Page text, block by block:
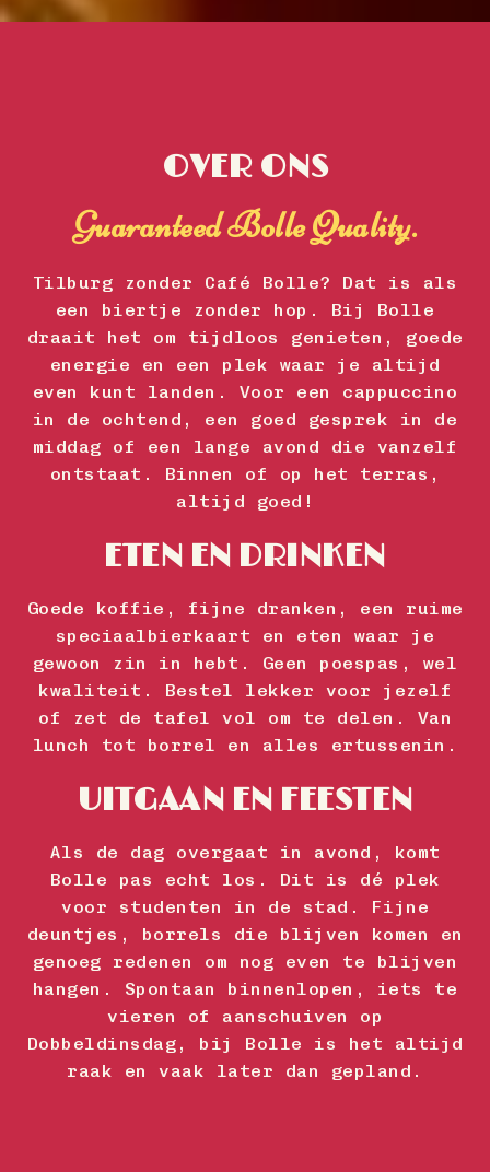
OVER ONS
Guaranteed Bolle Quality.
Tilburg zonder Café Bolle? Dat is als
een biertje zonder hop. Bij Bolle
draait het om tijdloos genieten, goede
energie en een plek waar je altijd
even kunt landen. Voor een cappuccino
in de ochtend, een goed gesprek in de
middag of een lange avond die vanzelf
ontstaat. Binnen of op het terras,
altijd goed!
ETEN EN DRINKEN
Goede koffie, fijne dranken, een ruime
speciaalbierkaart en eten waar je
gewoon zin in hebt. Geen poespas, wel
kwaliteit. Bestel lekker voor jezelf
of zet de tafel vol om te delen. Van
lunch tot borrel en alles ertussenin.
UITGAAN EN FEESTEN
Als de dag overgaat in avond, komt
Bolle pas echt los. Dit is dé plek
voor studenten in de stad. Fijne
deuntjes, borrels die blijven komen en
genoeg redenen om nog even te blijven
hangen. Spontaan binnenlopen, iets te
vieren of aanschuiven op
Dobbeldinsdag, bij Bolle is het altijd
raak en vaak later dan gepland.